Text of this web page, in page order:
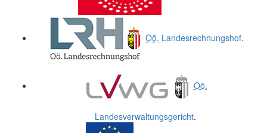
Oö. Landesrechnungshof.
Oö.
Landesverwaltungsgericht.